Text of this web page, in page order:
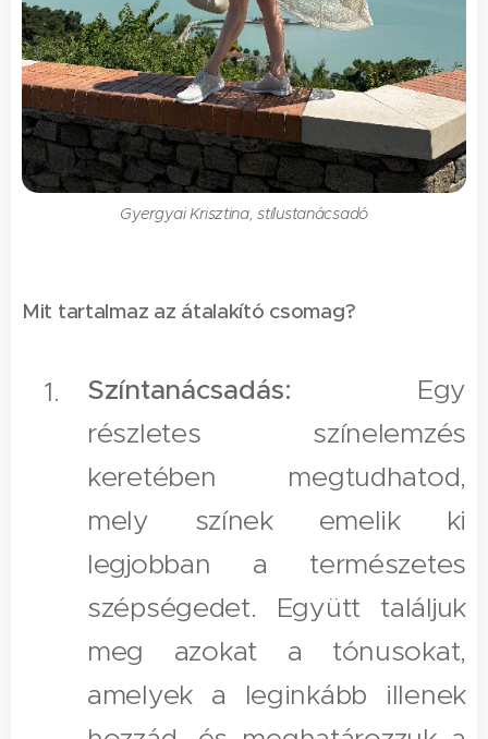
Gyergyai Krisztina, stílustanácsadó
Mit tartalmaz az átalakító csomag?
Színtanácsadás: Egy
részletes színelemzés
keretében megtudhatod,
mely színek emelik ki
legjobban a természetes
szépségedet. Együtt találjuk
meg azokat a tónusokat,
amelyek a leginkább illenek